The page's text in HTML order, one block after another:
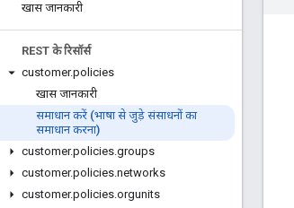
खास जानकारी
REST के रिसॉर्स
customer.policies
खास जानकारी
समाधान करें (भाषा से जुड़े संसाधनों का
समाधान करना)
customer.policies.groups
customer.policies.networks
customer.policies.orgunits